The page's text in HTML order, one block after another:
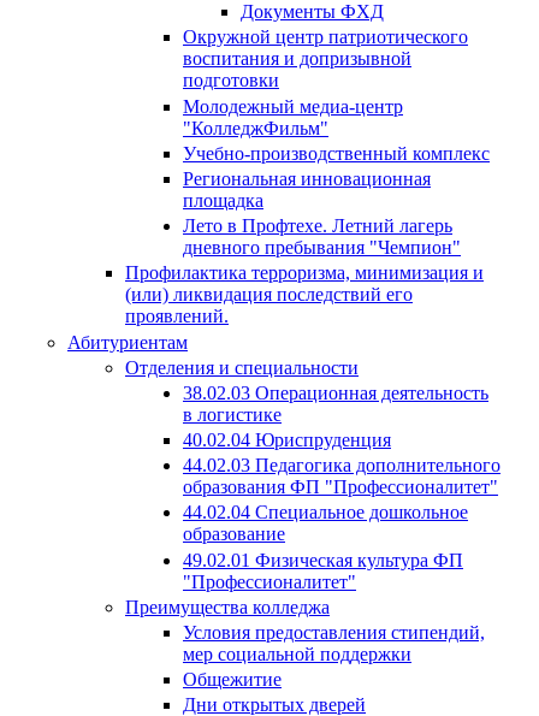
Документы ФХД
Окружной центр патриотического
воспитания и допризывной
подготовки
Молодежный медиа-центр
"КолледжФильм"
Учебно-производственный комплекс
Региональная инновационная
площадка
Лето в Профтехе. Летний лагерь
дневного пребывания "Чемпион"
Профилактика терроризма, минимизация и
(или) ликвидация последствий его
проявлений.
Абитуриентам
Отделения и специальности
38.02.03 Операционная деятельность
в логистике
40.02.04 Юриспруденция
44.02.03 Педагогика дополнительного
образования ФП "Профессионалитет"
44.02.04 Специальное дошкольное
образование
49.02.01 Физическая культура ФП
"Профессионалитет"
Преимущества колледжа
Условия предоставления стипендий,
мер социальной поддержки
Общежитие
Дни открытых дверей